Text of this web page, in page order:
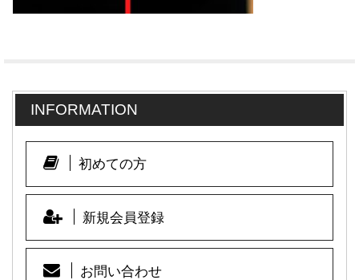
INFORMATION
初めての方
新規会員登録
お問い合わせ